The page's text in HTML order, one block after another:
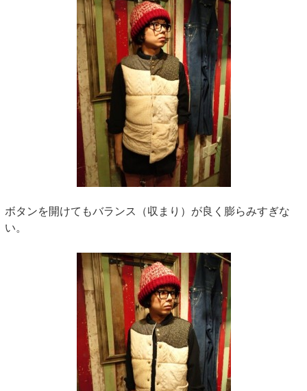
ボタンを開けてもバランス（収まり）が良く膨らみすぎな
い。